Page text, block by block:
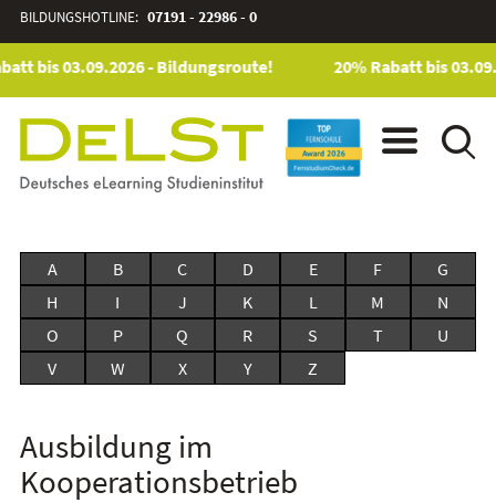
BILDUNGSHOTLINE: 07191 - 22986 - 0
bis 03.09.2026 - Bildungsroute! 20% Rabatt bis
A B C D E F
G
H
I J K L M
N
O
P Q R S T
U
V
W X Y Z
Ausbildung im
Kooperationsbetrieb